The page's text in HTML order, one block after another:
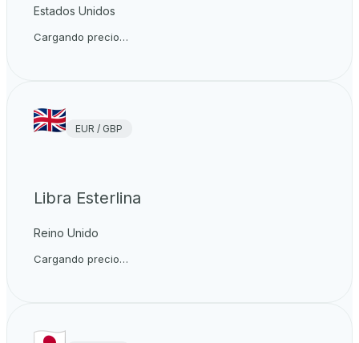
Estados Unidos
Cargando precio…
EUR / GBP
Libra Esterlina
Reino Unido
Cargando precio…